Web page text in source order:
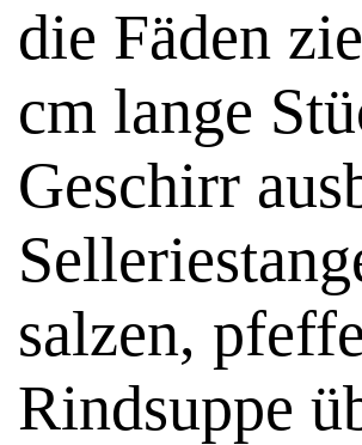
die Fäden
cm lange
Geschirr
salzen,
Rindsuppe